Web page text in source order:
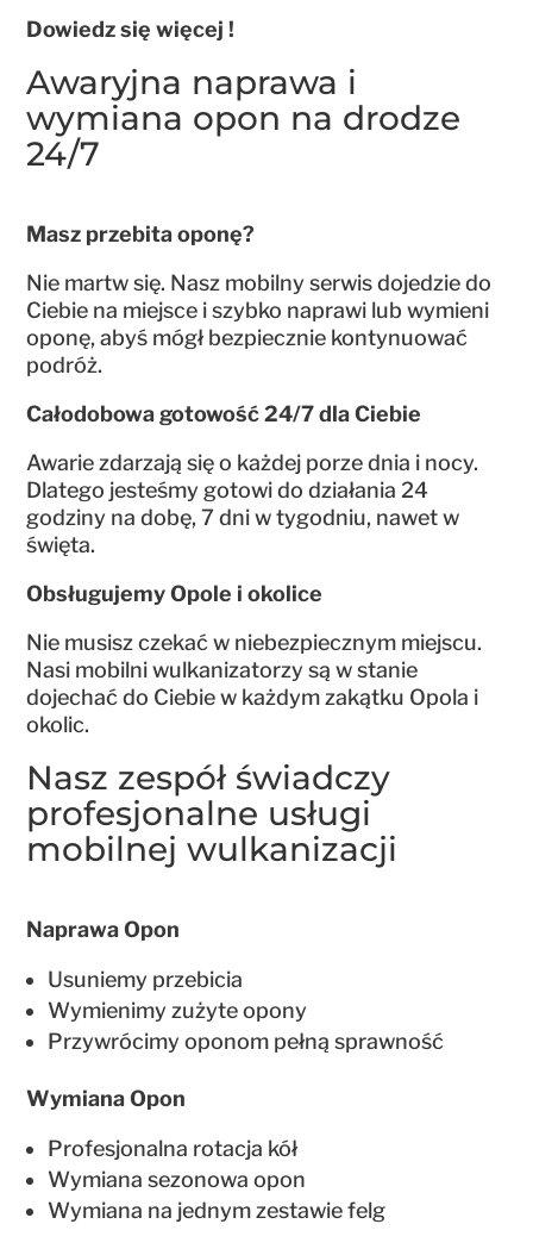
Dowiedz się więcej !
Awaryjna naprawa i
wymiana opon na drodze
24/7
Masz przebita oponę?
Nie martw się. Nasz mobilny serwis dojedzie do
Ciebie na miejsce i szybko naprawi lub wymieni
oponę, abyś mógł bezpiecznie kontynuować
podróż.
Całodobowa gotowość 24/7 dla Ciebie
Awarie zdarzają się o każdej porze dnia i nocy.
Dlatego jesteśmy gotowi do działania 24
godziny na dobę, 7 dni w tygodniu, nawet w
święta.
Obsługujemy Opole i okolice
Nie musisz czekać w niebezpiecznym miejscu.
Nasi mobilni wulkanizatorzy są w stanie
dojechać do Ciebie w każdym zakątku Opola i
okolic.
Nasz zespół świadczy
profesjonalne usługi
mobilnej wulkanizacji
Naprawa Opon
Usuniemy przebicia
Wymienimy zużyte opony
Przywrócimy oponom pełną sprawność
Wymiana Opon
Profesjonalna rotacja kół
Wymiana sezonowa opon
Wymiana na jednym zestawie felg